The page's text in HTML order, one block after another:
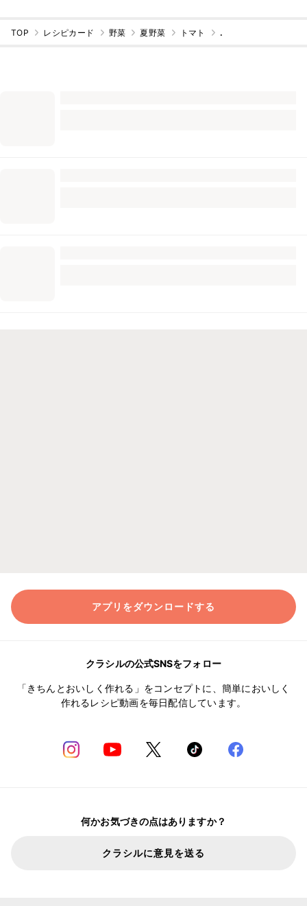
TOP レシピカード 野菜 夏野菜 トマト .
アプリをダウンロードする
クラシルの公式SNSをフォロー
「きちんとおいしく作れる」をコンセプトに、簡単においしく
作れるレシピ動画を毎日配信しています。
何かお気づきの点はありますか？
クラシルに意見を送る